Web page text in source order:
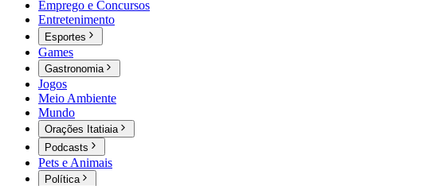
Emprego e Concursos
Entretenimento
Esportes
Games
Gastronomia
Jogos
Meio Ambiente
Mundo
Orações Itatiaia
Podcasts
Pets e Animais
Política